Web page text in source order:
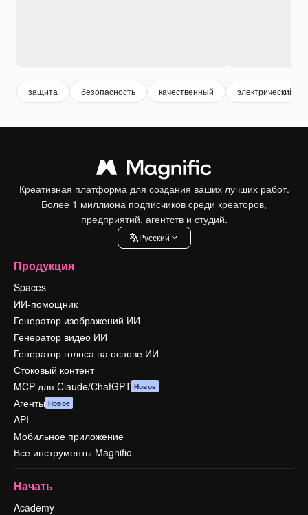
защита безопасность качественный электрический
Креативная платформа для создания ваших лучших работ.
Более 1 миллиона подписчиков среди креаторов,
предприятий, агентств и студий.
Pусский
Продукция
Spaces
ИИ-помощник
Генератор изображений ИИ
Генератор видео ИИ
Генератор голоса на основе ИИ
Стоковый контент
MCP для Claude/ChatGPT Новое
Агенты Новое
API
Мобильное приложение
Все инструменты Magnific
Начать
Academy